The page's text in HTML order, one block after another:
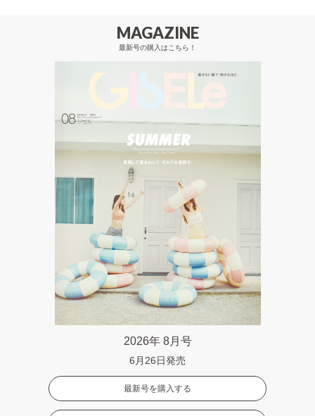
MAGAZINE
最新号の購入はこちら！
2026年 8月号
6月26日発売
最新号を購入する